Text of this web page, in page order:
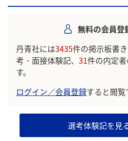
無料の会員登
丹青社には3435件の掲示板書
考・面接体験記、 31件の内定
す。
ログイン／会員登録すると閲覧
選考体験記を見